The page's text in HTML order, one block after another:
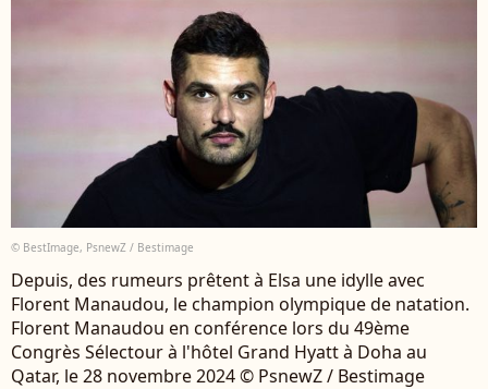
© BestImage, PsnewZ / Bestimage
Depuis, des rumeurs prêtent à Elsa une idylle avec
Florent Manaudou, le champion olympique de natation.
Florent Manaudou en conférence lors du 49ème
Congrès Sélectour à l'hôtel Grand Hyatt à Doha au
Qatar, le 28 novembre 2024 © PsnewZ / Bestimage